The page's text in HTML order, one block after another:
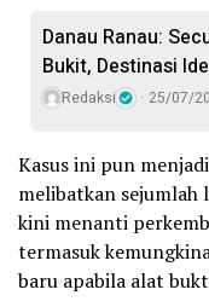
Danau Ranau:
Bukit, Destinasi
Redaksi 25/07/
Kasus ini pun
melibatkan sejumlah
kini menanti
termasuk
baru apabila alat